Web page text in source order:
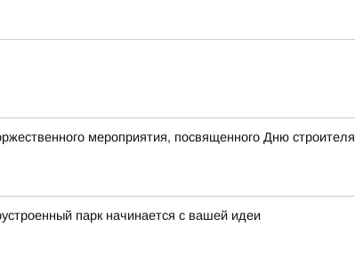
мероприятия, посвященного Дню строителя
парк начинается с вашей идеи